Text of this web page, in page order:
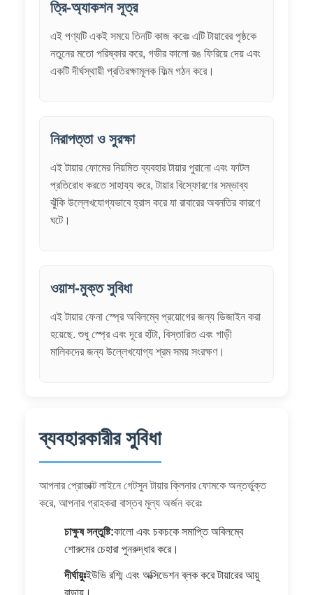
ত্রি-অ্যাকশন সূত্র
এই পণ্যটি একই সময়ে তিনটি কাজ করেঃ এটি টায়ারের পৃষ্ঠকে
নতুনের মতো পরিষ্কার করে, গভীর কালো রঙ ফিরিয়ে দেয় এবং
একটি দীর্ঘস্থায়ী প্রতিরক্ষামূলক ফিল্ম গঠন করে।
নিরাপত্তা ও সুরক্ষা
এই টায়ার ফোমের নিয়মিত ব্যবহার টায়ার পুরানো এবং ফাটল
প্রতিরোধ করতে সাহায্য করে, টায়ার বিস্ফোরণের সম্ভাব্য
ঝুঁকি উল্লেখযোগ্যভাবে হ্রাস করে যা রাবারের অবনতির কারণে
ঘটে।
ওয়াশ-মুক্ত সুবিধা
এই টায়ার ফেনা স্প্রে অবিলম্বে প্রয়োগের জন্য ডিজাইন করা
হয়েছে. শুধু স্প্রে এবং দূরে হাঁটা, বিস্তারিত এবং গাড়ী
মালিকদের জন্য উল্লেখযোগ্য শ্রম সময় সংরক্ষণ।
ব্যবহারকারীর সুবিধা
আপনার প্রোডাক্ট লাইনে গেটসুন টায়ার ক্লিনার ফোমকে অন্তর্ভুক্ত
করে, আপনার গ্রাহকরা বাস্তব মূল্য অর্জন করেঃ
চাক্ষুষ সন্তুষ্টি:কালো এবং চকচকে সমাপ্তি অবিলম্বে
শোরুমের চেহারা পুনরুদ্ধার করে।
দীর্ঘায়ুঃইউভি রশ্মি এবং অক্সিডেশন ব্লক করে টায়ারের আয়ু
বাড়ায়।